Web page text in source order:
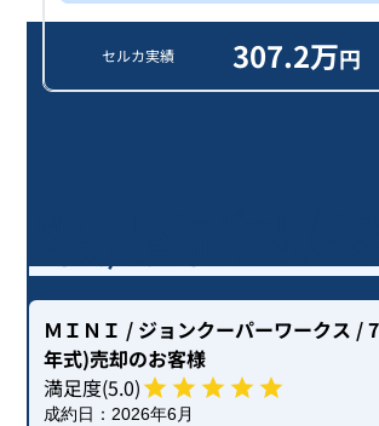
セルカ実績 307.2万円
ＭＩＮＩ / ジョンクーパーワークス /
年式)売却のお客様
満足度(5.0)
成約日： 2026年6月